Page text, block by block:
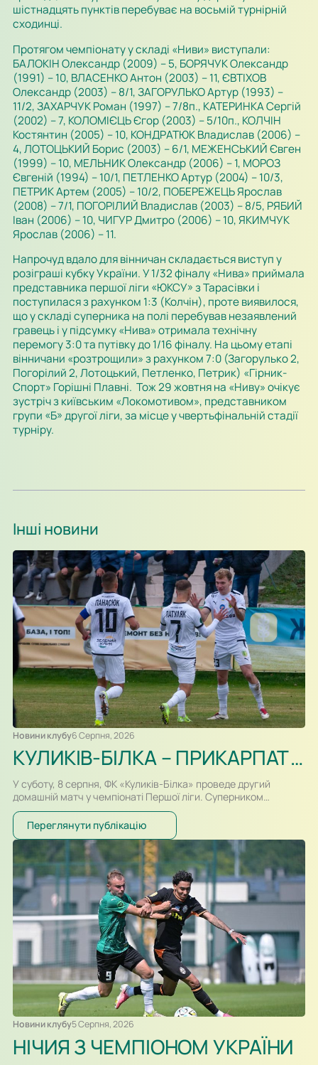
шістнадцять пунктів перебуває на восьмій турнірній
сходинці.
Протягом чемпіонату у складі «Ниви» виступали:
БАЛОКІН Олександр (2009) – 5, БОРЯЧУК Олександр
(1991) – 10, ВЛАСЕНКО Антон (2003) – 11, ЄВТІХОВ
Олександр (2003) – 8/1, ЗАГОРУЛЬКО Артур (1993) –
11/2, ЗАХАРЧУК Роман (1997) – 7/8п., КАТЕРИНКА Сергій
(2002) – 7, КОЛОМІЄЦЬ Єгор (2003) – 5/10п., КОЛЧІН
Костянтин (2005) – 10, КОНДРАТЮК Владислав (2006) –
4, ЛОТОЦЬКИЙ Борис (2003) – 6/1, МЕЖЕНСЬКИЙ Євген
(1999) – 10, МЕЛЬНИК Олександр (2006) – 1, МОРОЗ
Євгеній (1994) – 10/1, ПЕТЛЕНКО Артур (2004) – 10/3,
ПЕТРИК Артем (2005) – 10/2, ПОБЕРЕЖЕЦЬ Ярослав
(2008) – 7/1, ПОГОРІЛИЙ Вла­дислав (2003) – 8/5, РЯБИЙ
Іван (2006) – 10, ЧИГУР Дмитро (2006) – 10, ЯКИМЧУК
Ярослав (2006) – 11.
Напрочуд вдало для вінничан складається виступ у
розіграші кубку України. У 1/32 фіналу «Нива» приймала
представника першої ліги «ЮКСУ» з Тарасівки і
поступилася з рахунком 1:3 (Колчін), проте виявилося,
що у складі суперника на полі перебував незаявлений
гравець і у підсумку «Нива» отримала технічну
перемогу 3:0 та путівку до 1/16 фіналу. На цьому етапі
вінничани «розтрощили» з рахунком 7:0 (Загорулько 2,
Погорілий 2, Лотоцький, Петленко, Петрик) «Гірник-
Спорт» Горішні Плавні. Тож 29 жовтня на «Ниву» очікує
зустріч з київським «Локомотивом», представником
групи «Б» другої ліги, за місце у чвертьфінальній стадії
турніру.
Інші новини
Новини клубу6 Серпня, 2026
КУЛИКІВ-БІЛКА – ПРИКАРПАТТЯ-БЛАГО. ПРЕВ’Ю, ВІДЕОТРАНСЛЯЦІЯ
У суботу, 8 серпня, ФК «Куликів-Білка» проведе другий
домашній матч у чемпіонаті Першої ліги. Суперником
команди Сергія Атласюка стане івано-франківське
«Прикарпаття-Благо». Поєдинок на «Арені Куликів»
розпочнеться о 16:30. Для суперників це буде перша
офіційна зустріч в історії. Раніше команди перетиналися
лише у контрольних матчах. Старт сезону для команд
вийшов різним. Новачок Першої ліги «Куликів-Білка» у…
Переглянути публікацію
Новини клубу5 Серпня, 2026
НІЧИЯ З ЧЕМПІОНОМ УКРАЇНИ